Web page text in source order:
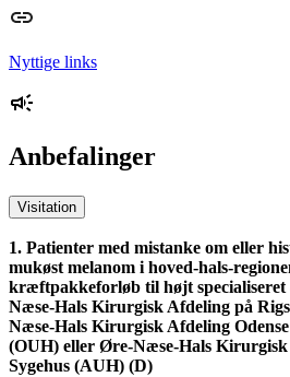
Nyttige links
Anbefalinger
Visitation
1. Patienter med mistanke om eller
mukøst melanom i hoved-hals-
kræftpakkeforløb til højt specialiseret
Næse-Hals Kirurgisk Afdeling på
Næse-Hals Kirurgisk Afdeling
(OUH) eller Øre-Næse-Hals
Sygehus (AUH) (D)